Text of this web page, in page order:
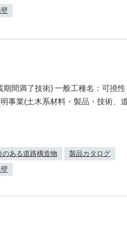
間満了技術) 一般工種名：可撓性
業(土木系材料・製品・技術、
のある道路構造物
製品カタログ